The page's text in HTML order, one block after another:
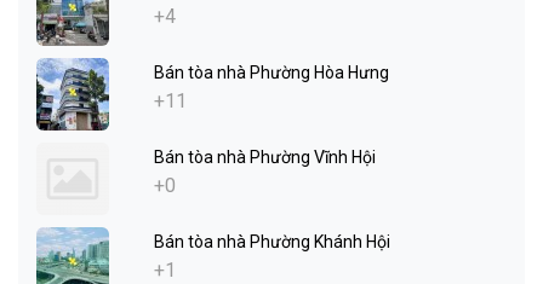
+4
Bán tòa nhà Phường Hòa Hưng
+11
Bán tòa nhà Phường Vĩnh Hội
+0
Bán tòa nhà Phường Khánh Hội
+1